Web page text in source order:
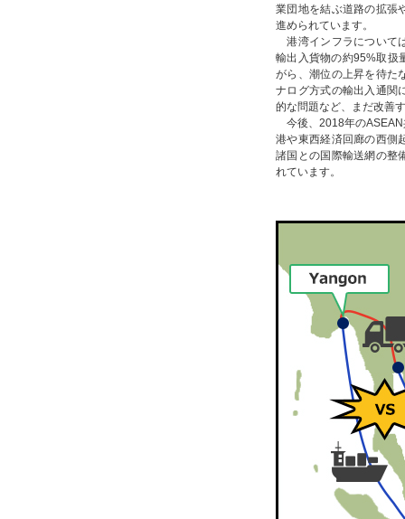
業団地を結ぶ道路の拡張
進められています。
港湾インフラについて
輸出入貨物の約95%取扱
がら、潮位の上昇を待た
ナログ方式の輸出入通関
的な問題など、まだ改善
今後、2018年のASEAN
港や東西経済回廊の西側
諸国との国際輸送網の整
れています。